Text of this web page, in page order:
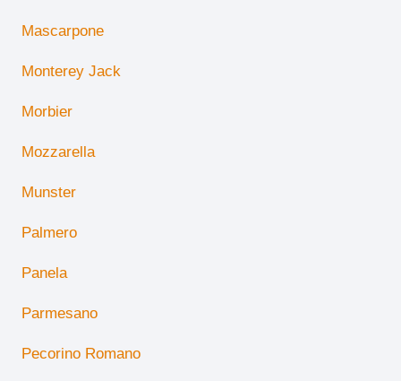
Mascarpone
Monterey Jack
Morbier
Mozzarella
Munster
Palmero
Panela
Parmesano
Pecorino Romano